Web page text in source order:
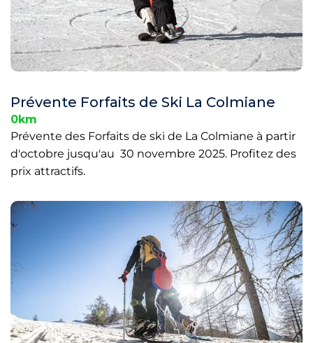
Prévente Forfaits de Ski La Colmiane
0km
Prévente des Forfaits de ski de La Colmiane à partir
d'octobre jusqu'au 30 novembre 2025. Profitez des
prix attractifs.